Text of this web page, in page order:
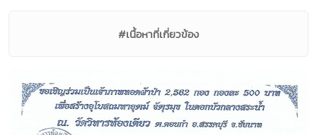
#เนื้อหาที่เกี่ยวข้อง